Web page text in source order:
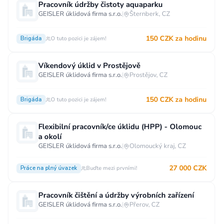
Pracovník údržby čistoty aquaparku
GEISLER úklidová firma s.r.o.| Šternberk, CZ
Brigáda O tuto pozici je zájem! 150 CZK za hodinu
Víkendový úklid v Prostějově
GEISLER úklidová firma s.r.o.| Prostějov, CZ
Brigáda O tuto pozici je zájem! 150 CZK za hodinu
Flexibilní pracovník/ce úklidu (HPP) - Olomouc
a okolí
GEISLER úklidová firma s.r.o.| Olomoucký kraj, CZ
Práce na plný úvazek Buďte mezi prvními! 27 000 CZK
Pracovník čištění a údržby výrobních zařízení
GEISLER úklidová firma s.r.o.| Přerov, CZ
Vzdělání
Odborné vyučení bez maturity
Středoškolské nebo odborné vyučení s maturitou
Vyšší odborné
Bakalářské
Vysokoškolské / universitní